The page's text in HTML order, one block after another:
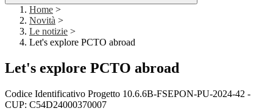
Home >
Novità >
Le notizie >
Let's explore PCTO abroad
Let's explore PCTO abroad
Codice Identificativo Progetto 10.6.6B-FSEPON-PU-2024-42 -
CUP: C54D24000370007